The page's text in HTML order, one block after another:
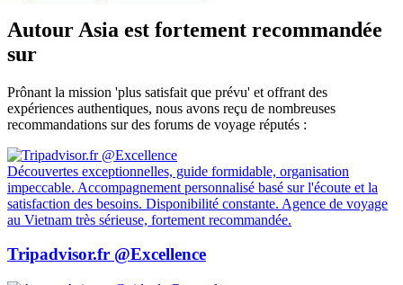
Autour Asia est fortement recommandée
sur
Prônant la mission 'plus satisfait que prévu' et offrant des
expériences authentiques, nous avons reçu de nombreuses
recommandations sur des forums de voyage réputés :
Découvertes exceptionnelles, guide formidable, organisation
impeccable. Accompagnement personnalisé basé sur l'écoute et la
satisfaction des besoins. Disponibilité constante. Agence de voyage
au Vietnam très sérieuse, fortement recommandée.
Tripadvisor.fr @Excellence